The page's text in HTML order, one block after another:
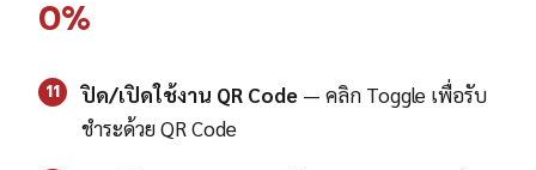
0%
11 ปิด/เปิดใช้งาน QR Code — คลิก Toggle เพื่อรับ
ชำระด้วย QR Code